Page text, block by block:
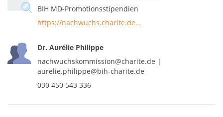
BIH MD-Promotionsstipendien
https://nachwuchs.charite.de…
Dr. Aurélie Philippe
nachwuchskommission@charite.de |
aurelie.philippe@bih-charite.de
030 450 543 336